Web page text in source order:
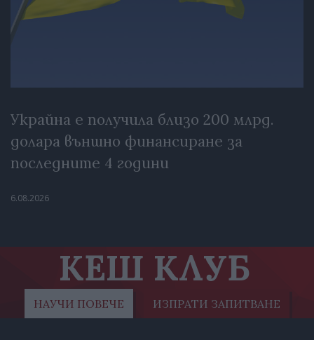
Украйна е получила близо 200 млрд.
долара външно финансиране за
последните 4 години
6.08.2026
КЕШ КЛУБ
НАУЧИ ПОВЕЧЕ ИЗПРАТИ ЗАПИТВАНЕ